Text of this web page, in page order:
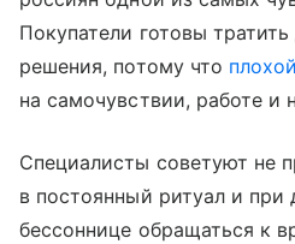
Покупатели готовы
решения, потому что
на самочувствии, работе и
Специалисты советуют не
в постоянный ритуал и при
бессоннице обращаться к